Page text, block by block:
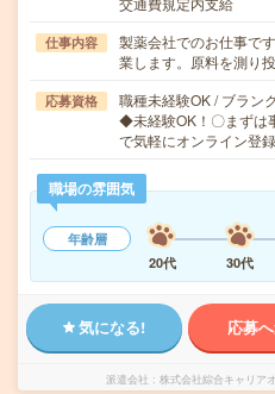
仕事内容
製薬会社でのお仕事で
業します。原料を測り
応募資格
職種未経験OK / ブラン
◆未経験OK！〇まずは
で気軽にオンライン登
職場の雰囲気
年齢層
20代
30代
気になる! 応募
派遣会社 株式会社綜合キャリア